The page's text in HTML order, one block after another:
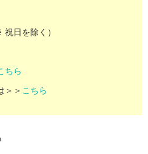
日を除く）
ちら
＞＞ こちら